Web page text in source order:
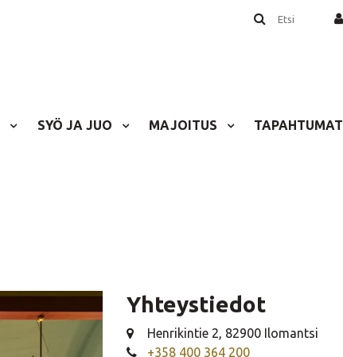
Etsi
SYÖ JA JUO MAJOITUS TAPAHTUMAT
Yhteystiedot
Henrikintie 2, 82900 Ilomantsi
+358 400 364 200